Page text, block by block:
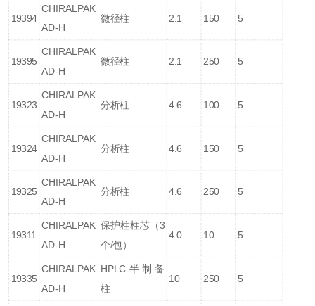
19394
CHIRALPAK
AD-H
微径柱 2.1 150 5
19395
CHIRALPAK
AD-H
微径柱 2.1 250 5
19323
CHIRALPAK
AD-H
分析柱 4.6 100 5
19324
CHIRALPAK
AD-H
分析柱 4.6 150 5
19325
CHIRALPAK
AD-H
分析柱 4.6 250 5
19311
CHIRALPAK
AD-H
保护柱柱芯（3
个/包）
4.0 10 5
19335
CHIRALPAK
AD-H
HPLC半制备
柱
10 250 5